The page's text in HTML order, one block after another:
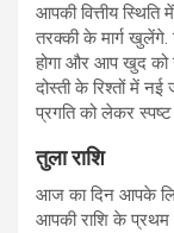
आपकी वित्तीय स्थिति
तरक्की के मार्ग
होगा और आप खुद को
दोस्ती के रिश्तों में
प्रगति को लेकर स्पष्ट
तुला राशि
आज का दिन आपके
आपकी राशि के प्रथम